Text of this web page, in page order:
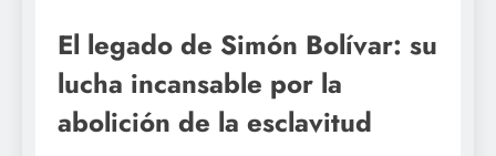
El legado de Simón Bolívar: su
lucha incansable por la
abolición de la esclavitud